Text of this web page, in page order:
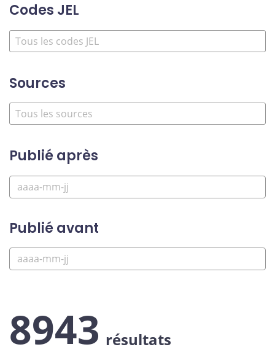
Codes JEL
Sources
Publié après
Publié avant
8943 résultats